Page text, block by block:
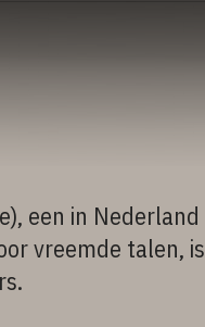
een in Nederland
vreemde talen, is